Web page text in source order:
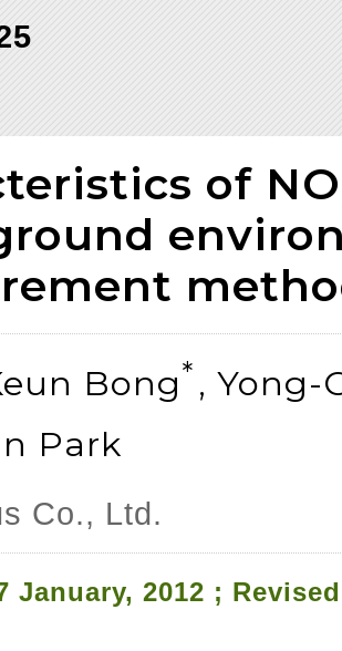
of
Bong* , Yong-
Park
Co., Ltd.
January, 2012 ;